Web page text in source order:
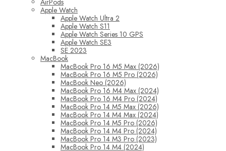
AirPods
Apple Watch
Apple Watch Ultra 2
Apple Watch S11
Apple Watch Series 10 GPS
Apple Watch SE3
SE 2023
MacBook
MacBook Pro 16 M5 Max (2026)
MacBook Pro 16 M5 Pro (2026)
MacBook Neo (2026)
MacBook Pro 16 M4 Max (2024)
MacBook Pro 16 M4 Pro (2024)
MacBook Pro 14 M5 Max (2026)
MacBook Pro 14 M4 Max (2024)
MacBook Pro 14 M5 Pro (2026)
MacBook Pro 14 M4 Pro (2024)
MacBook Pro 14 M3 Pro (2023)
MacBook Pro 14 M4 (2024)